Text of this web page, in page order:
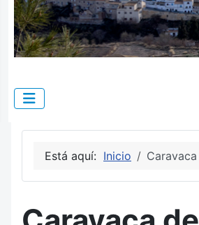
Está aquí: Inicio